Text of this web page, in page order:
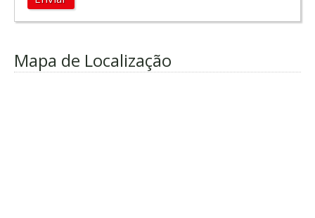
Mapa de Localização